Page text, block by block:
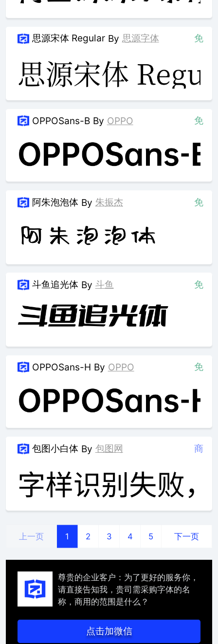
思源宋体 Regular By 思源字体 免
OPPOSans-B By OPPO 免
阿朱泡泡体 By 朱振杰 免
斗鱼追光体 By 斗鱼 免
OPPOSans-H By OPPO 免
包图小白体 By 包图网 商
上一页 1 2 3 4 5 下一页
尊贵的企业客户：为了更好的服务你，
请直接告知我，贵司需采购字体的名
称，商用的范围是什么？
点击加微信